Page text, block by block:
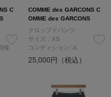
C
様
COMME des GARCONS C
OMME des GARCONS
クロップドパンツ
サイズ：XS
コンディション: A
25,000円（税込）